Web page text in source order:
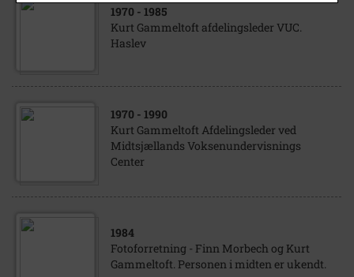
1970 - 1985
Kurt Gammeltoft afdelingsleder VUC.
Haslev
1970 - 1990
Kurt Gammeltoft Afdelingsleder ved
Midtsjællands Voksenundervisnings
Center
1984
Fotoforretning - Finn Morbech og Kurt
Gammeltoft. Personen i midten er ukendt.